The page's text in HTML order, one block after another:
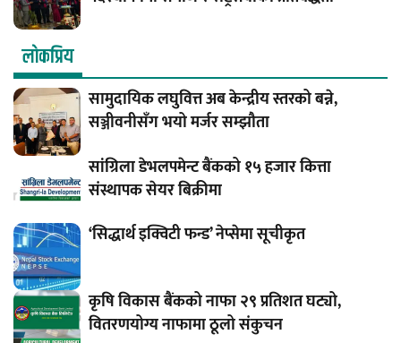
लाेकप्रिय
सामुदायिक लघुवित्त अब केन्द्रीय स्तरको बन्ने,
सञ्जीवनीसँग भयो मर्जर सम्झौता
सांग्रिला डेभलपमेन्ट बैंकको १५ हजार कित्ता
संस्थापक सेयर बिक्रीमा
‘सिद्धार्थ इक्विटी फन्ड’ नेप्सेमा सूचीकृत
कृषि विकास बैंकको नाफा २९ प्रतिशत घट्यो,
वितरणयोग्य नाफामा ठूलो संकुचन